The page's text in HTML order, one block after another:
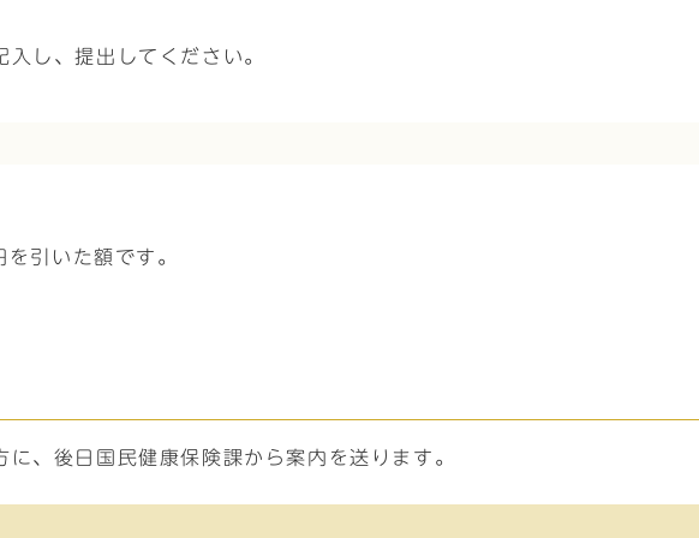
し、提出してください。
引いた額です。
、後日国民健康保険課から案内を送ります。